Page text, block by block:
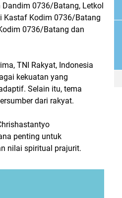
0736/Batang, Letkol
Kastaf Kodim 0736/Batang
0736/Batang dan
TNI Rakyat, Indonesia
kekuatan yang
Selain itu, tema
dari rakyat.
penting untuk
nilai spiritual prajurit.